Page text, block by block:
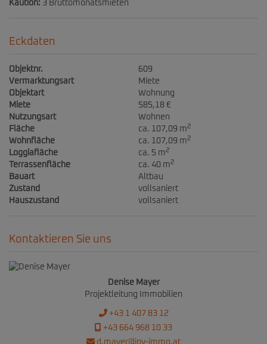
Kaution: 3 Bruttomonatsmieten
Eckdaten
Objektnr.
609
Vermarktungsart
Miete
Objektart
Wohnung
Miete
585,18 €
Nutzungsart
Wohnen
Fläche
ca. 107,09 m2
Wohnfläche ca. 107,09 m2
Loggiafläche ca. 5 m2
Terrassenfläche ca. 40 m2
Bauart
Altbau
Zustand
vollsaniert
Hauszustand
vollsaniert
Kontaktieren Sie uns
Denise Mayer
Projektleitung Immobilien
+43 1 407 83 12
+43 664 968 10 33